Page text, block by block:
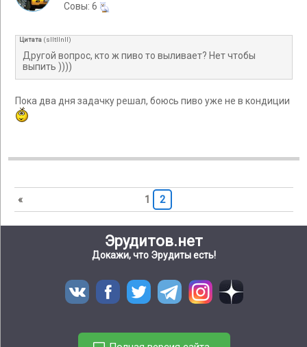
Cовы: 6
Цитата (slltllnll)
Другой вопрос, кто ж пиво то выливает? Нет чтобы
выпить ))))
Пока два дня задачку решал, боюсь пиво уже не в кондиции
« 1 2
Эрудитов.нет
Докажи, что Эрудиты есть!